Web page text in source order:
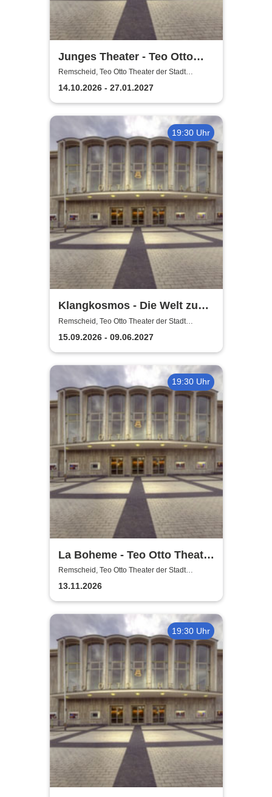
Junges Theater - Teo Otto
Theater der Stadt Remscheid
Remscheid, Teo Otto Theater der Stadt
Remscheid
14.10.2026 - 27.01.2027
19:30 Uhr
Klangkosmos - Die Welt zu
Gast in Remscheid
Remscheid, Teo Otto Theater der Stadt
Remscheid
15.09.2026 - 09.06.2027
19:30 Uhr
La Boheme - Teo Otto Theater
der Stadt Remscheid
Remscheid, Teo Otto Theater der Stadt
Remscheid
13.11.2026
19:30 Uhr